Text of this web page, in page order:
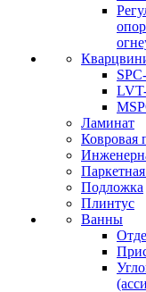
Ламинат
Ковровая
Подложка
Плинтус
Ванны